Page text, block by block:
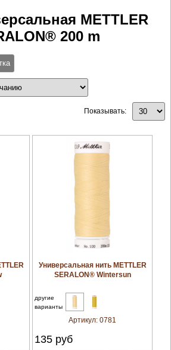
METTLER
200 m
Показывать:
увеличить
Универсальная нить METTLER
SERALON® Wintersun
другие
варианты
Артикул:0781
135 руб